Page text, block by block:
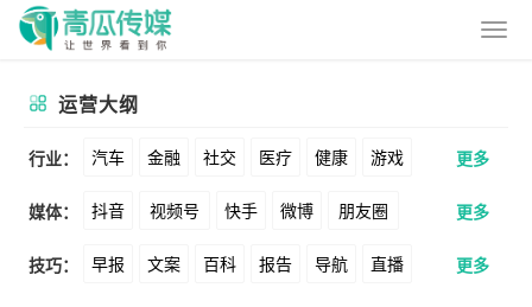
运营大纲
行业： 汽车 金融 社交 医疗 健康 游戏
动漫 美妆 美食 家装 教育 婚纱
酒旅 母婴 宠物 文娱 跨境 科技
更多
媒体： 抖音 视频号 快手 微博 朋友圈
公众号 B站 小红书 头条 知乎
更多
技巧： 早报 文案 百科 报告 导航 直播 更多